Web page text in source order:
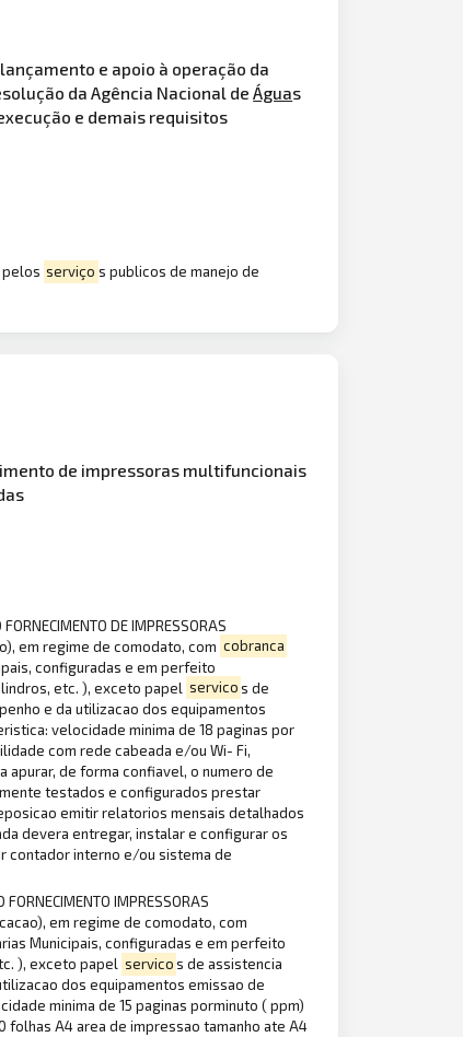
e apoio à operação da
da Agência Nacional deÁguas
e demais requisitos
pelos serviço s publicos de manejo de
de impressoras multifuncionais
DE IMPRESSORAS
em regime de comodato, com cobranca
configuradas e em perfeito
etc. ), exceto papel servicos de
e da utilizacao dos equipamentos
velocidade minima de 18 paginas por
com rede cabeada e/ou Wi- Fi,
de forma confiavel, o numero de
testados e configurados prestar
emitir relatorios mensais detalhados
devera entregar, instalar e configurar os
contador interno e/ou sistema de
FORNECIMENTO IMPRESSORAS
em regime de comodato, com
Municipais, configuradas e em perfeito
), exceto papel servicos de assistencia
dos equipamentos emissao de
minima de 15 paginas porminuto ( ppm)
folhas A4 area de impressao tamanho ate A4